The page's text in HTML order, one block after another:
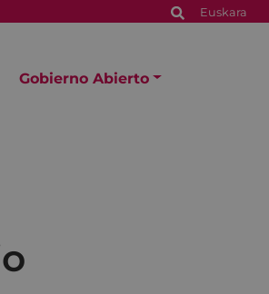
Euskara
Gobierno Abierto